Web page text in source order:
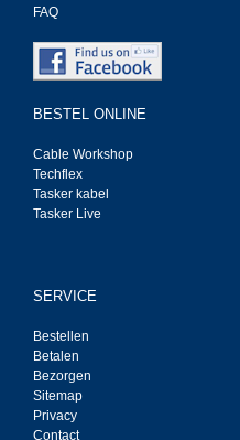
FAQ
BESTEL ONLINE
Cable Workshop
Techflex
Tasker kabel
Tasker Live
SERVICE
Bestellen
Betalen
Bezorgen
Sitemap
Privacy
Contact